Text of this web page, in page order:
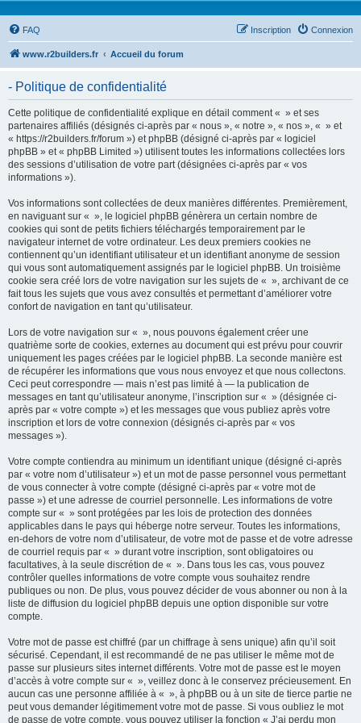
FAQ Connexion
Inscription
www.r2builders.fr Accueil du forum
- Politique de confidentialité
Cette politique de confidentialité explique en détail comment « » et ses
partenaires affiliés (désignés ci-après par « nous », « notre », « nos », « » et
« https://r2builders.fr/forum ») et phpBB (désigné ci-après par « logiciel
phpBB » et « phpBB Limited ») utilisent toutes les informations collectées lors
des sessions d’utilisation de votre part (désignées ci-après par « vos
informations »).
Vos informations sont collectées de deux manières différentes. Premièrement,
en naviguant sur « », le logiciel phpBB génèrera un certain nombre de
cookies qui sont de petits fichiers téléchargés temporairement par le
navigateur internet de votre ordinateur. Les deux premiers cookies ne
contiennent qu’un identifiant utilisateur et un identifiant anonyme de session
qui vous sont automatiquement assignés par le logiciel phpBB. Un troisième
cookie sera créé lors de votre navigation sur les sujets de « », archivant de ce
fait tous les sujets que vous avez consultés et permettant d’améliorer votre
confort de navigation en tant qu’utilisateur.
Lors de votre navigation sur « », nous pouvons également créer une
quatrième sorte de cookies, externes au document qui est prévu pour couvrir
uniquement les pages créées par le logiciel phpBB. La seconde manière est
de récupérer les informations que vous nous envoyez et que nous collectons.
Ceci peut correspondre — mais n’est pas limité à — la publication de
messages en tant qu’utilisateur anonyme, l’inscription sur « » (désignée ci-
après par « votre compte ») et les messages que vous publiez après votre
inscription et lors de votre connexion (désignés ci-après par « vos
messages »).
Votre compte contiendra au minimum un identifiant unique (désigné ci-après
par « votre nom d’utilisateur ») et un mot de passe personnel vous permettant
de vous connecter à votre compte (désigné ci-après par « votre mot de
passe ») et une adresse de courriel personnelle. Les informations de votre
compte sur « » sont protégées par les lois de protection des données
applicables dans le pays qui héberge notre serveur. Toutes les informations,
en-dehors de votre nom d’utilisateur, de votre mot de passe et de votre adresse
de courriel requis par « » durant votre inscription, sont obligatoires ou
facultatives, à la seule discrétion de « ». Dans tous les cas, vous pouvez
contrôler quelles informations de votre compte vous souhaitez rendre
publiques ou non. De plus, vous pouvez décider de vous abonner ou non à la
liste de diffusion du logiciel phpBB depuis une option disponible sur votre
compte.
Votre mot de passe est chiffré (par un chiffrage à sens unique) afin qu’il soit
sécurisé. Cependant, il est recommandé de ne pas utiliser le même mot de
passe sur plusieurs sites internet différents. Votre mot de passe est le moyen
d’accès à votre compte sur « », veillez donc à le conservez précieusement. En
aucun cas une personne affiliée à « », à phpBB ou à un site de tierce partie ne
peut vous demander légitimement votre mot de passe. Si vous oubliez le mot
de passe de votre compte, vous pouvez utiliser la fonction « J’ai perdu mon